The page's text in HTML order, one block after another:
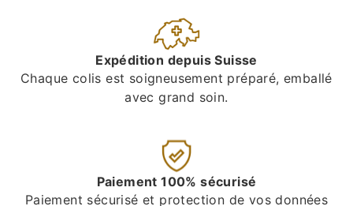
Expédition depuis Suisse
Chaque colis est soigneusement préparé, emballé
avec grand soin.
Paiement 100% sécurisé
Paiement sécurisé et protection de vos données